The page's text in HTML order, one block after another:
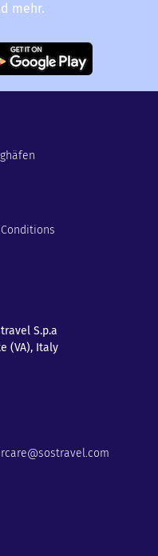
mehr.
S.p.a
(VA), Italy